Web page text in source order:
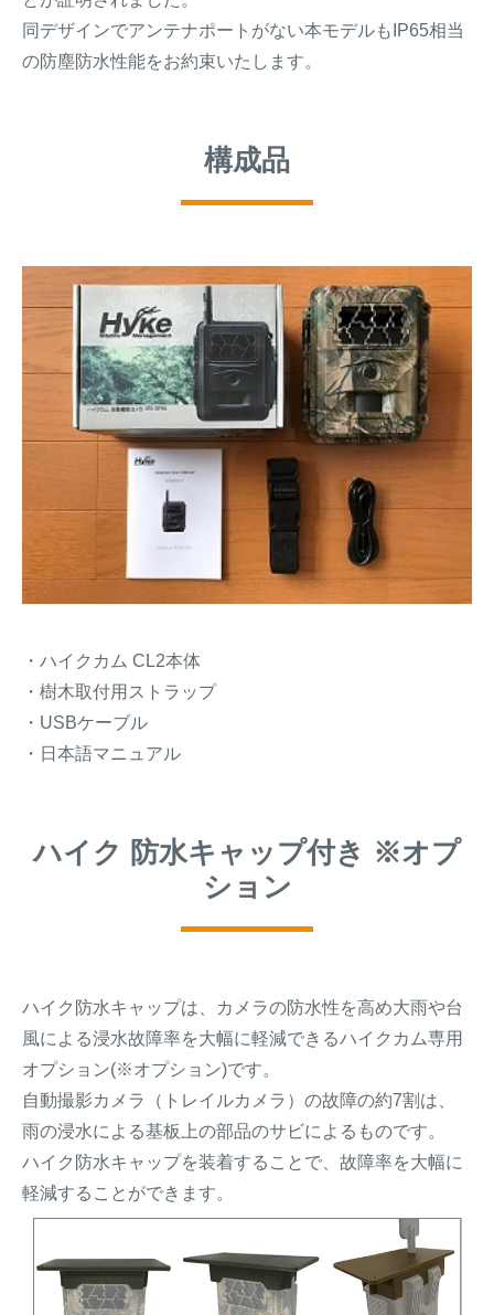
同デザインでアンテナポートがない本モデルもIP65相当
の防塵防水性能をお約束いたします。
構成品
・ハイクカム CL2本体
・樹木取付用ストラップ
・USBケーブル
・日本語マニュアル
ハイク 防水キャップ付き ※オプ
ション
ハイク防水キャップは、カメラの防水性を高め大雨や台
風による浸水故障率を大幅に軽減できるハイクカム専用
オプション(※オプション)です。
自動撮影カメラ（トレイルカメラ）の故障の約7割は、
雨の浸水による基板上の部品のサビによるものです。
ハイク防水キャップを装着することで、故障率を大幅に
軽減することができます。